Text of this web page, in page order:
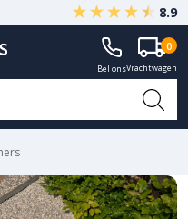
Gegarandeerd A-kwaliteit
8.9
Bel onsVrachtwagen
0